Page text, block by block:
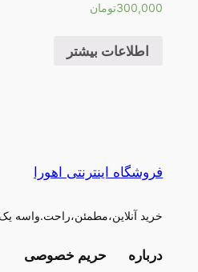
300,000تومان
اطلاعات بیشتر
فروشگاه اینترنتی اهورا
خرید آنلاین،مطمئن،راحت.واسه
درباره حریم خصوصی